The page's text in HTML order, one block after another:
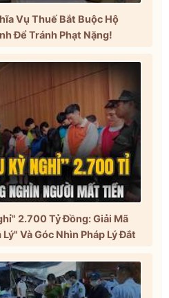
Vụ Thuế Bắt Buộc Hộ
Để Tránh Phạt Nặng!
2.700 Tỷ Đồng: Giải Mã
Và Góc Nhìn Pháp Lý Đắt